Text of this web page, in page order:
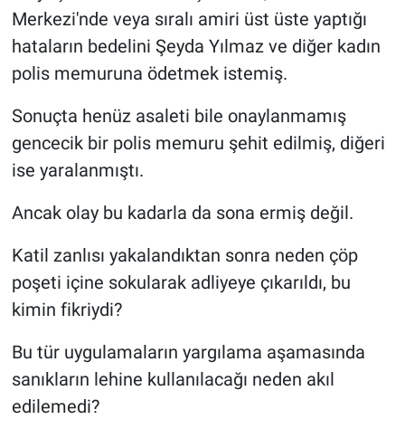
Merkezi'nde veya sıralı amiri üst üste yaptığı
hataların bedelini Şeyda Yılmaz ve diğer kadın
polis memuruna ödetmek istemiş.
Sonuçta henüz asaleti bile onaylanmamış
gencecik bir polis memuru şehit edilmiş, diğeri
ise yaralanmıştı.
Ancak olay bu kadarla da sona ermiş değil.
Katil zanlısı yakalandıktan sonra neden çöp
poşeti içine sokularak adliyeye çıkarıldı, bu
kimin fikriydi?
Bu tür uygulamaların yargılama aşamasında
sanıkların lehine kullanılacağı neden akıl
edilemedi?